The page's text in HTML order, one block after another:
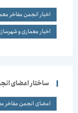
اخبار انجمن مفاخر
اخبار معماری و شهرسازی(540)
ساختار اعضای انجمن
اعضای انجمن مفاخر